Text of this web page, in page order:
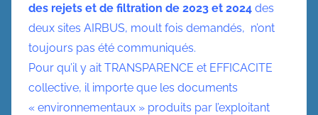
des rejets et de filtration de 2023 et 2024 des
deux sites AIRBUS, moult fois demandés, n’ont
toujours pas été communiqués.
Pour qu’il y ait TRANSPARENCE et EFFICACITE
collective, il importe que les documents
« environnementaux » produits par l’exploitant